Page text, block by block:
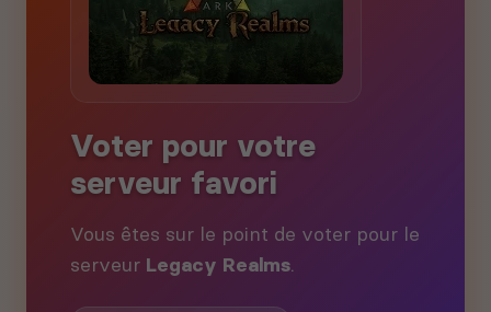
Voter pour votre
serveur favori
Vous êtes sur le point de voter pour le
serveur Legacy Realms.